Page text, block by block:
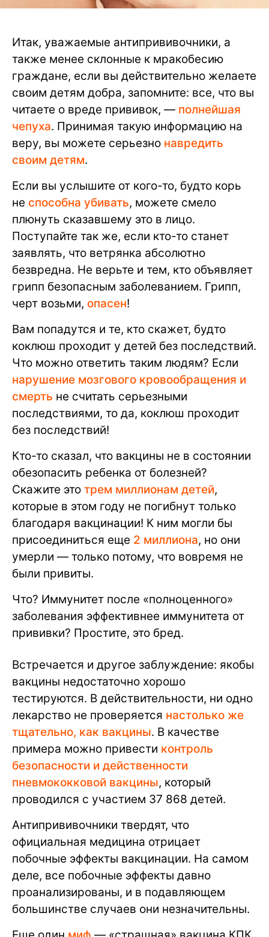
Итак, уважаемые антипрививочники, а
также менее склонные к мракобесию
граждане, если вы действительно желаете
своим детям добра, запомните: все, что вы
читаете о вреде прививок, — полнейшая
чепуха. Принимая такую информацию на
веру, вы можете серьезно навредить
своим детям.
Если вы услышите от кого-то, будто корь
не способна убивать, можете смело
плюнуть сказавшему это в лицо.
Поступайте так же, если кто-то станет
заявлять, что ветрянка абсолютно
безвредна. Не верьте и тем, кто объявляет
грипп безопасным заболеванием. Грипп,
черт возьми, опасен!
Вам попадутся и те, кто скажет, будто
коклюш проходит у детей без последствий.
Что можно ответить таким людям? Если
нарушение мозгового кровообращения и
смерть не считать серьезными
последствиями, то да, коклюш проходит
без последствий!
Кто-то сказал, что вакцины не в состоянии
обезопасить ребенка от болезней?
Скажите это трем миллионам детей,
которые в этом году не погибнут только
благодаря вакцинации! К ним могли бы
присоединиться еще 2 миллиона, но они
умерли — только потому, что вовремя не
были привиты.
Что? Иммунитет после «полноценного»
заболевания эффективнее иммунитета от
прививки? Простите, это бред.
Встречается и другое заблуждение: якобы
вакцины недостаточно хорошо
тестируются. В действительности, ни одно
лекарство не проверяется настолько же
тщательно, как вакцины. В качестве
примера можно привести контроль
безопасности и действенности
пневмококковой вакцины, который
проводился с участием 37 868 детей.
Антипрививочники твердят, что
официальная медицина отрицает
побочные эффекты вакцинации. На самом
деле, все побочные эффекты давно
проанализированы, и в подавляющем
большинстве случаев они незначительны.